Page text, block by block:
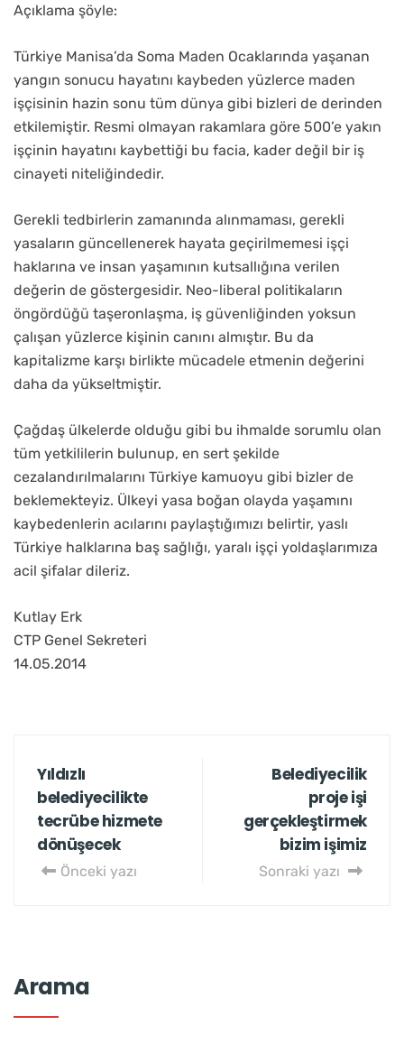
Açıklama şöyle:
Türkiye Manisa’da Soma Maden Ocaklarında yaşanan
yangın sonucu hayatını kaybeden yüzlerce maden
işçisinin hazin sonu tüm dünya gibi bizleri de derinden
etkilemiştir. Resmi olmayan rakamlara göre 500’e yakın
işçinin hayatını kaybettiği bu facia, kader değil bir iş
cinayeti niteliğindedir.
Gerekli tedbirlerin zamanında alınmaması, gerekli
yasaların güncellenerek hayata geçirilmemesi işçi
haklarına ve insan yaşamının kutsallığına verilen
değerin de göstergesidir. Neo-liberal politikaların
öngördüğü taşeronlaşma, iş güvenliğinden yoksun
çalışan yüzlerce kişinin canını almıştır. Bu da
kapitalizme karşı birlikte mücadele etmenin değerini
daha da yükseltmiştir.
Çağdaş ülkelerde olduğu gibi bu ihmalde sorumlu olan
tüm yetkililerin bulunup, en sert şekilde
cezalandırılmalarını Türkiye kamuoyu gibi bizler de
beklemekteyiz. Ülkeyi yasa boğan olayda yaşamını
kaybedenlerin acılarını paylaştığımızı belirtir, yaslı
Türkiye halklarına baş sağlığı, yaralı işçi yoldaşlarımıza
acil şifalar dileriz.
Kutlay Erk
CTP Genel Sekreteri
14.05.2014
Yıldızlı
belediyecilikte
tecrübe hizmete
dönüşecek
Önceki yazı
Belediyecilik
proje işi
gerçekleştirmek
bizim işimiz
Sonraki yazı
Arama